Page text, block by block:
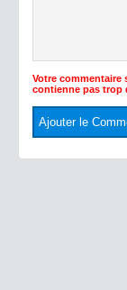
Votre commentaire
contienne pas trop